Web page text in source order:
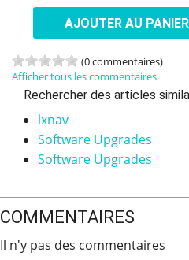
AJOUTER AU PANIER
(0 commentaires)
Afficher tous les commentaires
Rechercher des articles
lxnav
Software Upgrades
Software Upgrades
COMMENTAIRES
Il n'y pas des commentaires